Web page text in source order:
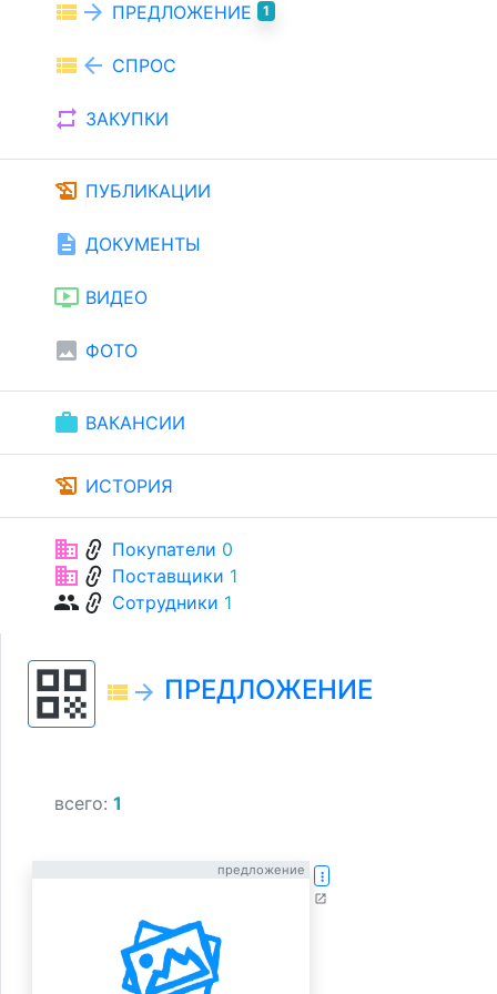
view_list arrow_forward ПРЕДЛОЖЕНИЕ 1
view_list arrow_back СПРОС
repeat ЗАКУПКИ
history_edu ПУБЛИКАЦИИ
description ДОКУМЕНТЫ
ondemand_video ВИДЕО
image ФОТО
work ВАКАНСИИ
history_edu ИСТОРИЯ
businesslink Покупатели 0
businesslink Поставщики 1
grouplink Сотрудники 1
qr_code view_list arrow_forward ПРЕДЛОЖЕНИЕ
всего: 1
предложение more_vert
open_in_new